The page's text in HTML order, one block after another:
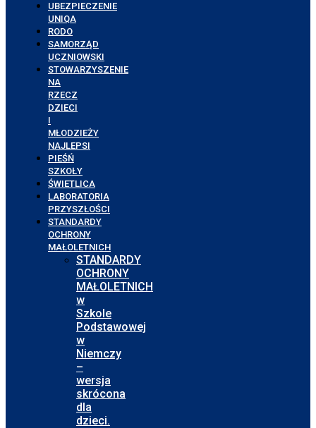
UBEZPIECZENIE
UNIQA
RODO
SAMORZĄD
UCZNIOWSKI
STOWARZYSZENIE
NA
RZECZ
DZIECI
I
MŁODZIEŻY
NAJLEPSI
PIEŚŃ
SZKOŁY
ŚWIETLICA
LABORATORIA
PRZYSZŁOŚCI
STANDARDY
OCHRONY
MAŁOLETNICH
STANDARDY
OCHRONY
MAŁOLETNICH
w
Szkole
Podstawowej
w
Niemczy
–
wersja
skrócona
dla
dzieci.